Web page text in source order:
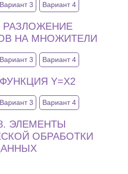
Вариант 3 Вариант 4
РАЗЛОЖЕНИЕ
НА МНОЖИТЕЛИ
Вариант 3 Вариант 4
Y=X2
Вариант 3 Вариант 4
ЭЛЕМЕНТЫ
ОБРАБОТКИ